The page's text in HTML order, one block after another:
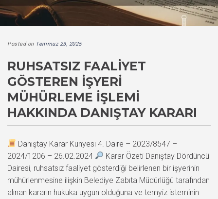
Posted on Temmuz 23, 2025
RUHSATSIZ FAALIYET
GÖSTEREN İŞYERI
MÜHÜRLEME İŞLEMI
HAKKINDA DANIŞTAY KARARI
Danıştay Karar Künyesi 4. Daire – 2023/8547 –
2024/1206 – 26.02.2024
Karar Özeti Danıştay Dördüncü
Dairesi, ruhsatsız faaliyet gösterdiği belirlenen bir işyerinin
mühürlenmesine ilişkin Belediye Zabıta Müdürlüğü tarafından
alınan kararın hukuka uygun olduğuna ve temyiz isteminin